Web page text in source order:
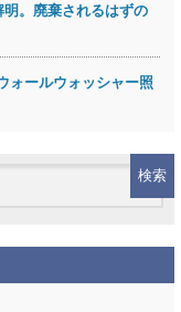
明。廃棄されるはずの
ォールウォッシャー照